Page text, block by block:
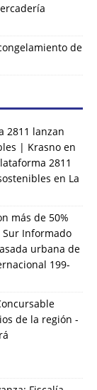
de
2811 lanzan
| Krasno en
2811
en La
más de 50%
Sur Informado
urbana de
199-
de la región -